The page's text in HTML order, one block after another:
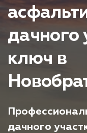
дачного
ключ в
дачного